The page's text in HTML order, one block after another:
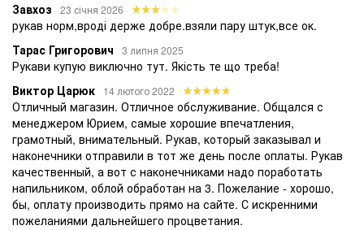
Завхоз
23 січня 2026
рукав норм,вроді держе добре.взяли пару штук,все ок.
Тарас Григорович
3 липня 2025
Рукави купую виключно тут. Якість те що треба!
Виктор Царюк
14 лютого 2022
Отличный магазин. Отличное обслуживание. Общался с
менеджером Юрием, самые хорошие впечатления,
грамотный, внимательный. Рукав, который заказывал и
наконечники отправили в тот же день после оплаты. Рукав
качественный, а вот с наконечниками надо поработать
напильником, облой обработан на 3. Пожелание - хорошо,
бы, оплату производить прямо на сайте. С искренними
пожеланиями дальнейшего процветания.